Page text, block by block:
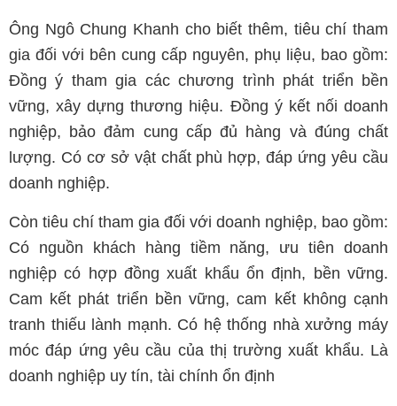
Ông Ngô Chung Khanh cho biết thêm, tiêu chí tham
gia đối với bên cung cấp nguyên, phụ liệu, bao gồm:
Đồng ý tham gia các chương trình phát triển bền
vững, xây dựng thương hiệu. Đồng ý kết nối doanh
nghiệp, bảo đảm cung cấp đủ hàng và đúng chất
lượng. Có cơ sở vật chất phù hợp, đáp ứng yêu cầu
doanh nghiệp.
Còn tiêu chí tham gia đối với doanh nghiệp, bao gồm:
Có nguồn khách hàng tiềm năng, ưu tiên doanh
nghiệp có hợp đồng xuất khẩu ổn định, bền vững.
Cam kết phát triển bền vững, cam kết không cạnh
tranh thiếu lành mạnh. Có hệ thống nhà xưởng máy
móc đáp ứng yêu cầu của thị trường xuất khẩu. Là
doanh nghiệp uy tín, tài chính ổn định